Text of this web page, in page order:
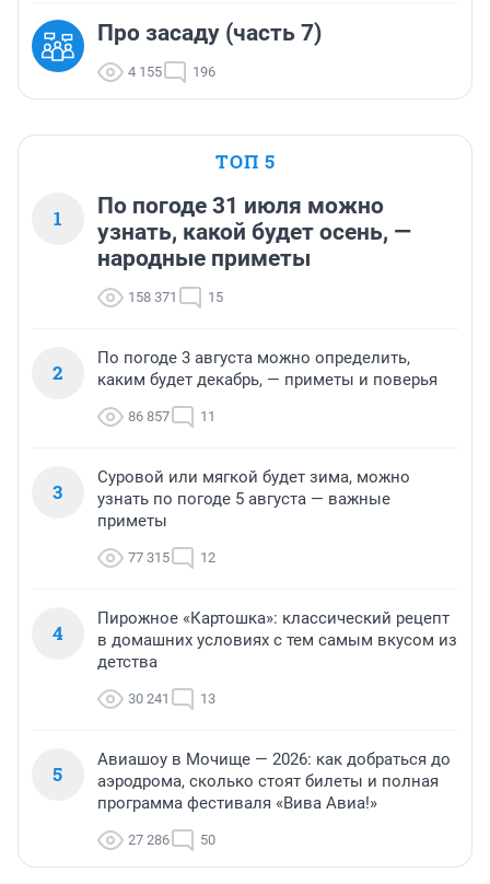
Про засаду (часть 7)
4 155 196
ТОП 5
1
По погоде 31 июля можно
узнать, какой будет осень, —
народные приметы
158 371 15
2
По погоде 3 августа можно определить,
каким будет декабрь, — приметы и поверья
86 857 11
3
Суровой или мягкой будет зима, можно
узнать по погоде 5 августа — важные
приметы
77 315 12
4
Пирожное «Картошка»: классический рецепт
в домашних условиях с тем самым вкусом из
детства
30 241 13
5
Авиашоу в Мочище — 2026: как добраться до
аэродрома, сколько стоят билеты и полная
программа фестиваля «Вива Авиа!»
27 286 50